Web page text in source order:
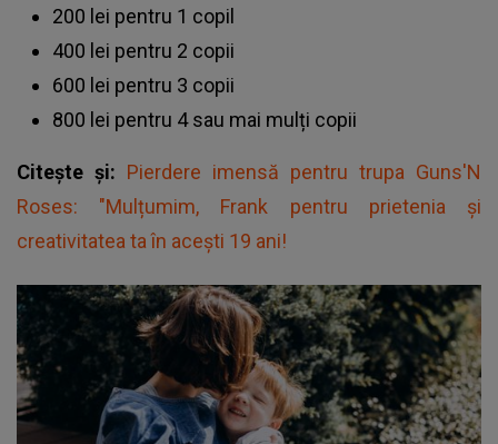
200 lei pentru 1 copil
400 lei pentru 2 copii
600 lei pentru 3 copii
800 lei pentru 4 sau mai mulți copii
Citește și: Pierdere imensă pentru trupa Guns'N
Roses: "Mulțumim, Frank pentru prietenia și
creativitatea ta în acești 19 ani!